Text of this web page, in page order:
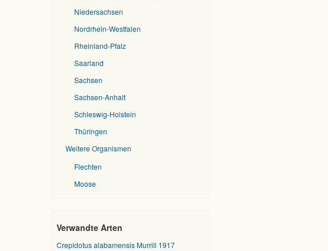
Niedersachsen
Nordrhein-Westfalen
Rheinland-Pfalz
Saarland
Sachsen
Sachsen-Anhalt
Schleswig-Holstein
Thüringen
Weitere Organismen
Flechten
Moose
Verwandte Arten
Crepidotus alabamensis Murrill 1917